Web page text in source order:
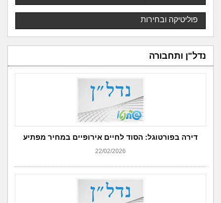
פוליטיקה ובחירות
נדל"ן ותחבורה
דירה בפורטוגל: הסוד לחיים אירופיים במחיר מפתיע
22/02/2026